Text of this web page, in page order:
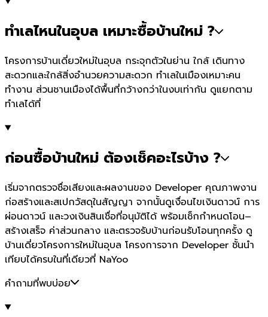
ทำเลไหนในอุบล เหมาะซื้อบ้านใหม่ ?
โครงการบ้านเดี่ยวใหม่ในอุบล กระจุกตัวในย่าน ใกล้ เดินทาง
สะดวกและใกล้สิ่งอำนวยความสะดวก ทำเลในเมืองเหมาะคน
ทำงาน ส่วนชานเมืองได้พื้นที่กว้างกว่าในงบเท่ากัน ดูแยกตาม
ทำเลได้ที่
ก่อนซื้อบ้านใหม่ ต้องเช็คอะไรบ้าง ?
เริ่มจากตรวจชื่อเสียงและผลงานของ Developer คุณภาพงาน
ก่อสร้างและสเปกวัสดุในสัญญา จากนั้นดูเงื่อนไขเงินดาวน์ การ
ผ่อนดาวน์ และวงเงินสินเชื่อที่อนุมัติได้ พร้อมเช็กกำหนดโอน–
สร้างเสร็จ ค่าส่วนกลาง และตรวจรับบ้านก่อนรับโอนทุกครั้ง ดู
บ้านเดี่ยวโครงการใหม่ในอุบล โครงการจาก Developer ชั้นนำ
เทียบได้ครบในที่เดียวที่ NaYoo
คำถามที่พบบ่อย